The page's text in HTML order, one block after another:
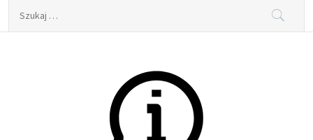
Szukaj:
Info Serwis